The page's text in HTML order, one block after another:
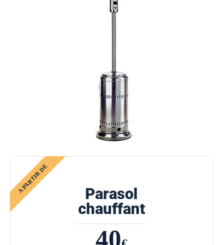
Parasol
chauffant
40